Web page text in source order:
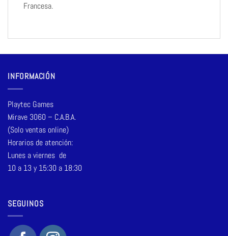
Francesa.
INFORMACIÓN
Playtec Games
Mirave 3060 – C.A.B.A.
(Solo ventas online)
Horarios de atención:
Lunes a viernes de
10 a 13 y 15:30 a 18:30
SEGUINOS